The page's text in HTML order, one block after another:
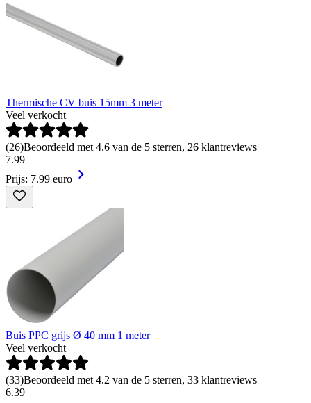
Thermische CV buis 15mm 3 meter
Veel verkocht
(26)Beoordeeld met 4.6 van de 5 sterren, 26 klantreviews
7.99
Prijs: 7.99 euro
Buis PPC grijs Ø 40 mm 1 meter
Veel verkocht
(33)Beoordeeld met 4.2 van de 5 sterren, 33 klantreviews
6.39